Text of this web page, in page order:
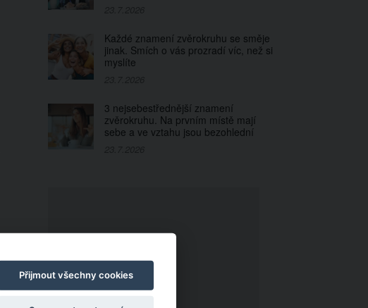
Každé znamení zvěrokruhu se směje
jinak. Smích o vás prozradí víc, než si
myslíte
3 nejsebestřednější znamení
zvěrokruhu. Na prvním místě mají
sebe a ve vztahu jsou bezohlední
Přijmout všechny cookies